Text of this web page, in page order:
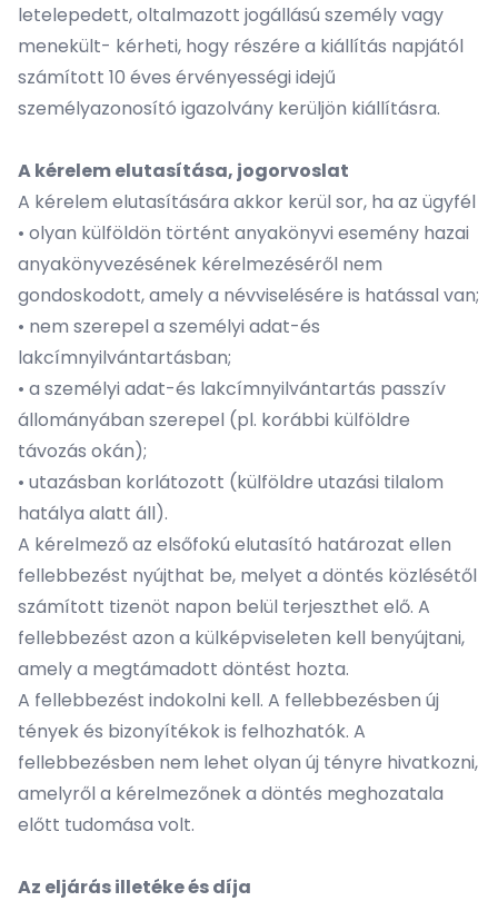
letelepedett, oltalmazott jogállású személy vagy
menekült- kérheti, hogy részére a kiállítás napjától
számított 10 éves érvényességi idejű
személyazonosító igazolvány kerüljön kiállításra.
A kérelem elutasítása, jogorvoslat
A kérelem elutasítására akkor kerül sor, ha az ügyfél
• olyan külföldön történt anyakönyvi esemény hazai
anyakönyvezésének kérelmezéséről nem
gondoskodott, amely a névviselésére is hatással van;
• nem szerepel a személyi adat-és
lakcímnyilvántartásban;
• a személyi adat-és lakcímnyilvántartás passzív
állományában szerepel (pl. korábbi külföldre
távozás okán);
• utazásban korlátozott (külföldre utazási tilalom
hatálya alatt áll).
A kérelmező az elsőfokú elutasító határozat ellen
fellebbezést nyújthat be, melyet a döntés közlésétől
számított tizenöt napon belül terjeszthet elő. A
fellebbezést azon a külképviseleten kell benyújtani,
amely a megtámadott döntést hozta.
A fellebbezést indokolni kell. A fellebbezésben új
tények és bizonyítékok is felhozhatók. A
fellebbezésben nem lehet olyan új tényre hivatkozni,
amelyről a kérelmezőnek a döntés meghozatala
előtt tudomása volt.
Az eljárás illetéke és díja